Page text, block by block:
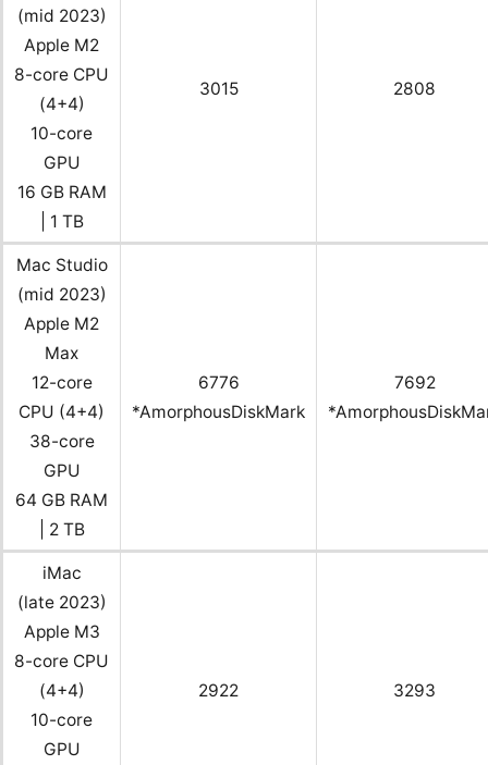
(mid 2023)
Apple M2
8-core CPU
(4+4)
10-core
GPU
16 GB RAM
| 1 TB
3015 2808
Mac Studio
(mid 2023)
Apple M2
Max
12-core
CPU (4+4)
38-core
GPU
64 GB RAM
| 2 TB
6776
*AmorphousDiskMark
7692
iMac
(late 2023)
Apple M3
8-core CPU
(4+4)
10-core
GPU
2922 3293